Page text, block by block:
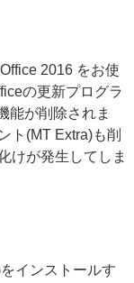
Office 2016 をお使
の更新プログラ
能が削除されま
ト(MT Extra)も削
けが発生してしま
インストールす